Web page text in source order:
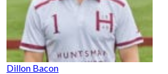
Dillon Bacon